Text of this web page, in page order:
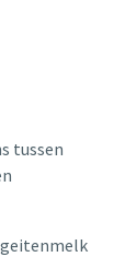
tussen